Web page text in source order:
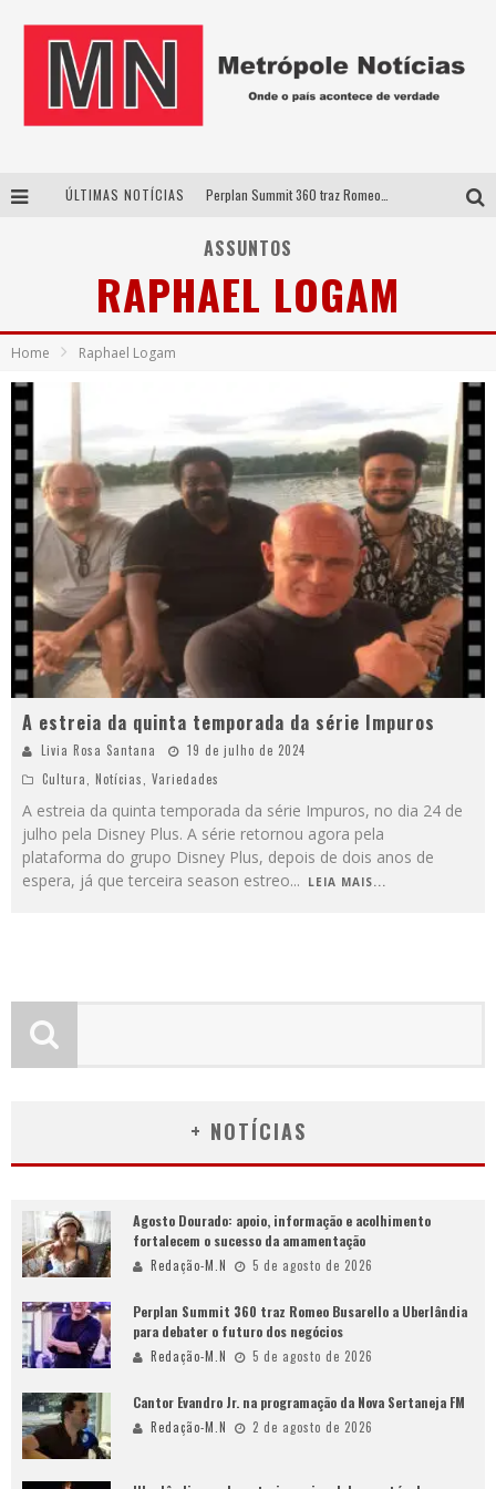
ÚLTIMAS NOTÍCIAS
Uberlândia recebe estreia nacional de espetáculo inspirado em episódio marcante da vida de Friedrich Nietzsche
Agosto Dourado: apoio, informação e acolhimento fortalecem o sucesso da amamentação
ASSUNTOS
RAPHAEL LOGAM
Home Raphael Logam
A estreia da quinta temporada da série Impuros
Livia Rosa Santana
19 de julho de 2024
Cultura, Notícias, Variedades
A estreia da quinta temporada da série Impuros, no dia 24 de
julho pela Disney Plus. A série retornou agora pela
plataforma do grupo Disney Plus, depois de dois anos de
espera, já que terceira season estreo... LEIA MAIS...
+ NOTÍCIAS
Agosto Dourado: apoio, informação e acolhimento
fortalecem o sucesso da amamentação
Redação-M.N 5 de agosto de 2026
Perplan Summit 360 traz Romeo Busarello a Uberlândia
para debater o futuro dos negócios
Redação-M.N 5 de agosto de 2026
Cantor Evandro Jr. na programação da Nova Sertaneja FM
Redação-M.N 2 de agosto de 2026